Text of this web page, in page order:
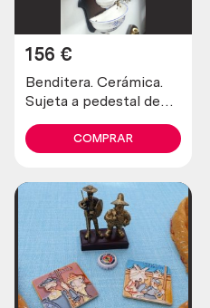
Benditera. Cerámica.
Sujeta a pedestal de
156 €
COMPRAR